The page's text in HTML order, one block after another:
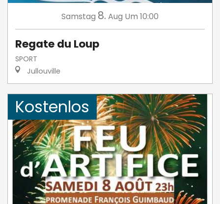
Samstag 8. Aug Um 10:00
Regate du Loup
SPORT
Jullouville
Kostenlos